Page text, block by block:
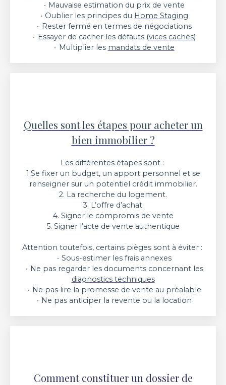
Mauvaise estimation du prix de vente
Oublier les principes du Home Staging
Rester fermé en termes de négociations
Essayer de cacher les défauts (vices cachés)
Multiplier les mandats de vente
Quelles sont les étapes pour acheter un
bien immobilier ?
Les différentes étapes sont :
1.Se fixer un budget, un apport personnel et se
renseigner sur un potentiel crédit immobilier.
2. La recherche du logement.
3. L’offre d’achat.
4. Signer le compromis de vente
5. Signer l’acte de vente authentique
Attention toutefois, certains pièges sont à éviter :
Sous-estimer les frais annexes
Ne pas regarder les documents concernant les
diagnostics techniques
Ne pas lire la promesse de vente au préalable
Ne pas anticiper la revente ou la location
Comment constituer un dossier de